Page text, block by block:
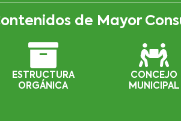
de Mayor
ESTRUCTURA
ORGÁNICA
CONCEJO
MUNICIPAL